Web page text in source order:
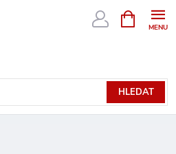
HLEDAT
NÁKUPNÍ
KOŠÍK